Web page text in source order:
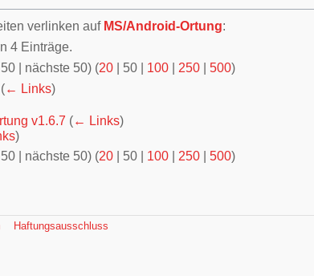
verlinken auf MS/Android-Ortung:
4 Einträge.
nächste 50) (20 50 100 250 500)
(← Links)
v1.6.7 (← Links)
)
nächste 50) (20 50 100 250 500)
Haftungsausschluss